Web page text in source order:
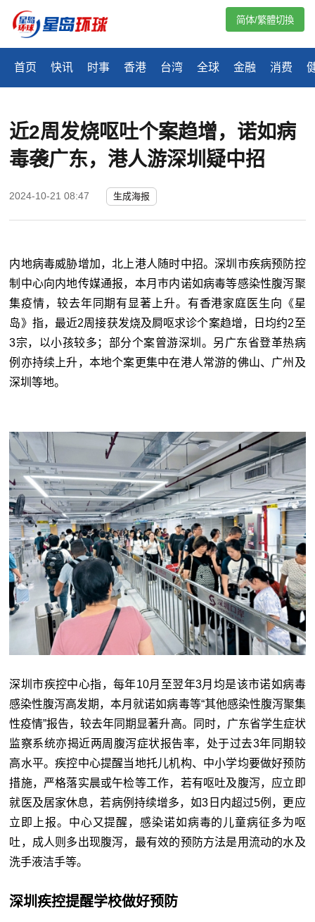
首页 快讯 时事 香港 台湾 全球 金融 消费
简体/繁體切換
近2周发烧呕吐个案趋增，诺如病
毒袭广东，港人游深圳疑中招
2024-10-21 08:47 生成海报
内地病毒威胁增加，北上港人随时中招。深圳市疾病预防控
制中心向内地传媒通报，本月巿内诺如病毒等感染性腹泻聚
集疫情，较去年同期有显著上升。有香港家庭医生向《星
岛》指，最近2周接获发烧及屙呕求诊个案趋增，日均约2至
3宗，以小孩较多；部分个案曾游深圳。另广东省登革热病
例亦持续上升，本地个案更集中在港人常游的佛山、广州及
深圳等地。
深圳市疾控中心指，每年10月至翌年3月均是该市诺如病毒
感染性腹泻高发期，本月就诺如病毒等“其他感染性腹泻聚集
性疫情”报告，较去年同期显著升高。同时，广东省学生症状
监察系统亦揭近两周腹泻症状报告率，处于过去3年同期较
高水平。疾控中心提醒当地托儿机构、中小学均要做好预防
措施，严格落实晨或午检等工作，若有呕吐及腹泻，应立即
就医及居家休息，若病例持续增多，如3日内超过5例，更应
立即上报。中心又提醒，感染诺如病毒的儿童病征多为呕
吐，成人则多出现腹泻，最有效的预防方法是用流动的水及
洗手液洁手等。
深圳疾控提醒学校做好预防